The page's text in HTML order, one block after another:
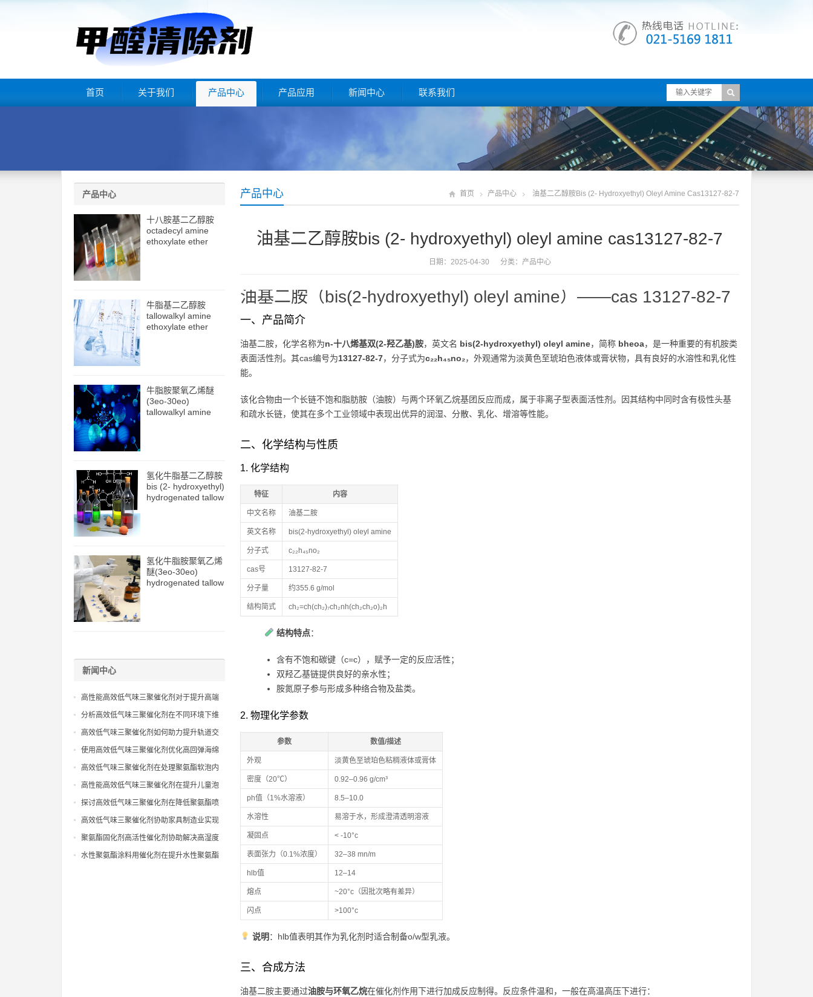
首页 关于我们 产品中心 产品应用 新闻中心 联系我们
产品中心 首页 产品中心 油基二乙醇胺bis (2- Hydroxyethyl) Oleyl Amine Cas13127-82-7
油基二乙醇胺bis (2- hydroxyethyl) oleyl amine cas13127-82-7
日期：2025-04-30 分类： 产品中心
油基二胺（bis(2-hydroxyethyl) oleyl amine）——cas 13127-82-7
一、产品简介
油基二胺，化学名称为n-十八烯基双(2-羟乙基)胺，英文名 bis(2-hydroxyethyl) oleyl amine，简称 bheoa，是一种重要的有机胺类
表面活性剂。其cas编号为13127-82-7，分子式为c₂₂h₄₅no₂，外观通常为淡黄色至琥珀色液体或膏状物，具有良好的水溶性和乳化性
能。
该化合物由一个长链不饱和脂肪胺（油胺）与两个环氧乙烷基团反应而成，属于非离子型表面活性剂。因其结构中同时含有极性头基
和疏水长链，使其在多个工业领域中表现出优异的润湿、分散、乳化、增溶等性能。
二、化学结构与性质
1. 化学结构
特征 内容
中文名称 油基二胺
英文名称 bis(2-hydroxyethyl) oleyl amine
分子式 c₂₂h₄₅no₂
cas号 13127-82-7
分子量 约355.6 g/mol
结构简式 ch₂=ch(ch₂)₇ch₂nh(ch₂ch₂o)₂h
结构特点：
含有不饱和碳键（c=c），赋予一定的反应活性；
双羟乙基链提供良好的亲水性；
胺氮原子参与形成多种络合物及盐类。
2. 物理化学参数
参数 数值/描述
外观 淡黄色至琥珀色粘稠液体或膏体
密度（20℃） 0.92–0.96 g/cm³
ph值（1%水溶液） 8.5–10.0
水溶性 易溶于水，形成澄清透明溶液
凝固点 < -10°c
表面张力（0.1%浓度） 32–38 mn/m
hlb值 12–14
熔点 ~20°c（因批次略有差异）
闪点 >100°c
说明 ：hlb值表明其作为乳化剂时适合制备o/w型乳液。
三、合成方法
油基二胺主要通过油胺与环氧乙烷在催化剂作用下进行加成反应制得。反应条件温和，一般在高温高压下进行：
产品中心
十八胺基二乙醇胺
octadecyl amine
ethoxylate ether
牛脂基二乙醇胺
tallowalkyl amine
ethoxylate ether
牛脂胺聚氧乙烯醚
(3eo-30eo)
tallowalkyl amine
氢化牛脂基二乙醇胺
bis (2- hydroxyethyl)
hydrogenated tallow
氢化牛脂胺聚氧乙烯
醚(3eo-30eo)
hydrogenated tallow
新闻中心
高性能高效低气味三聚催化剂对于提升高端
聚氨酯复合材料环保级别效能
分析高效低气味三聚催化剂在不同环境下维
持催化性能且保证气味控制表现
高效低气味三聚催化剂如何助力提升轨道交
通聚氨酯内饰件的室内空气质量
使用高效低气味三聚催化剂优化高回弹海绵
生产流程并满足严苛环保出口
高效低气味三聚催化剂在处理聚氨酯软泡内
芯异味去除工艺的技术应用指导
高性能高效低气味三聚催化剂在提升儿童泡
沫玩具安全性与触感表现分析
探讨高效低气味三聚催化剂在降低聚氨酯喷
涂硬泡异味影响方面的实际效果
高效低气味三聚催化剂协助家具制造业实现
绿色环保认证的生产工艺升级
聚氨酯固化剂高活性催化剂协助解决高湿度
天气下聚氨酯涂层固化慢痛点
水性聚氨酯涂料用催化剂在提升水性聚氨酯